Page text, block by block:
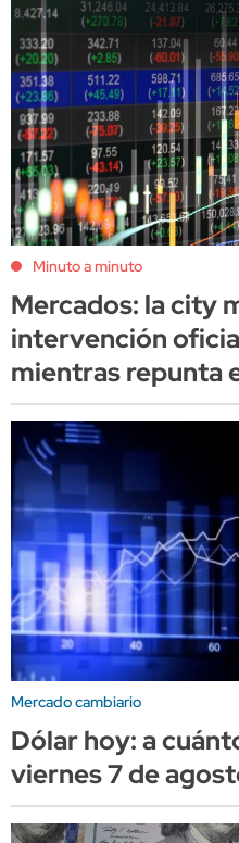
Minuto a minuto
Mercados: la city
intervención
mientras repunta
Mercado cambiario
Dólar hoy: a
viernes 7 de